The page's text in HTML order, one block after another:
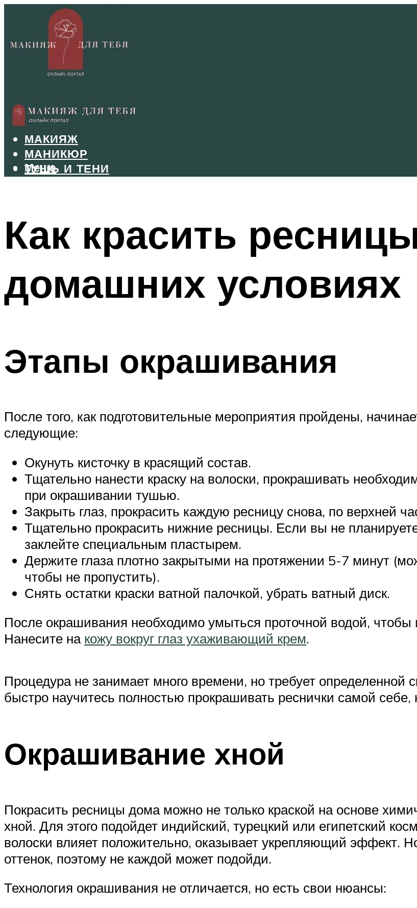
БРОВИ
ВОЛОСЫ
МАКИЯЖ
МАНИКЮР
ТУШЬ И ТЕНИ
Меню
Как красить
домашних условиях
Этапы окрашивания
После того, как подготовительные мероприятия пройдены,
следующие:
Окунуть кисточку в красящий состав.
Тщательно нанести краску на волоски, прокрашивать
при окрашивании тушью.
Закрыть глаз, прокрасить каждую ресницу снова, по верхней
Тщательно прокрасить нижние ресницы. Если вы не
заклейте специальным пластырем.
Держите глаза плотно закрытыми на протяжении 5-7 минут
чтобы не пропустить).
Снять остатки краски ватной палочкой, убрать ватный диск.
После окрашивания необходимо умыться проточной водой, чтобы
Нанесите на кожу вокруг глаз ухаживающий крем.
Процедура не занимает много времени, но требует определенной
быстро научитесь полностью прокрашивать реснички самой себе,
Окрашивание хной
Покрасить ресницы дома можно не только краской на основе
хной. Для этого подойдет индийский, турецкий или египетский
волоски влияет положительно, оказывает укрепляющий эффект.
оттенок, поэтому не каждой может подойди.
Технология окрашивания не отличается, но есть свои нюансы: